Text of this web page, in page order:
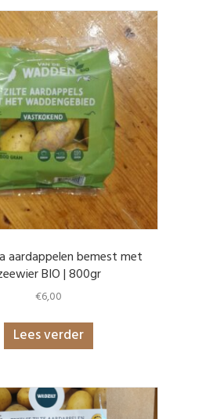
aardappelen bemest met
BIO | 800gr
€6,00
Lees verder